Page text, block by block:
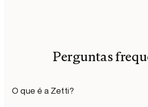
Perguntas
O que é a Zetti?